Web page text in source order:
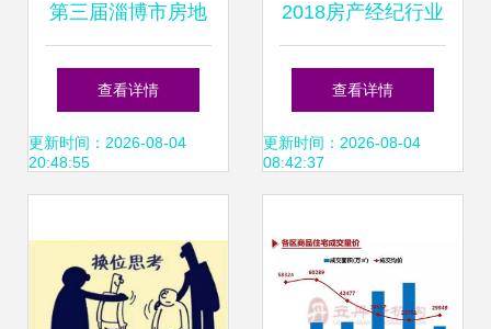
第三届淄博市房地
产经纪人服务技能
竞赛决赛圆满落幕
新风采
查看详情
更新时间：2026-08-04
20:48:55
2018房产经纪行业
发展峰会在合肥举
办 聚焦真房源与全
查看详情
更新时间：2026-08-04
08:42:37